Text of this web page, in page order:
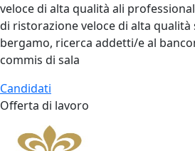
veloce di alta qualità ali
di ristorazione veloce di alta
bergamo, ricerca addetti/e al
commis di sala
Candidati
Offerta di lavoro